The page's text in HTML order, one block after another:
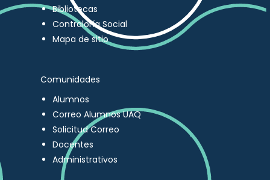
Bibliotecas
Contraloría Social
Mapa de sitio
Comunidades
Alumnos
Correo Alumnos UAQ
Solicitud Correo
Docentes
Administrativos